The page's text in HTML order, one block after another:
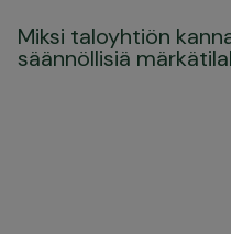
Miksi taloyhtiön
säännöllisiä